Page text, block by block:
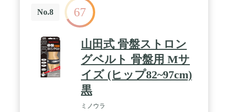
No.8 67
山田式 骨盤ストロン
グベルト 骨盤用 Mサ
イズ (ヒップ82~97cm)
黒
ミノウラ